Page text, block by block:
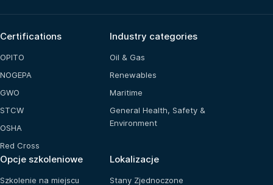
Certifications
OPITO
NOGEPA
GWO
STCW
OSHA
Red Cross
Industry categories
Oil & Gas
Renewables
Maritime
General Health, Safety &
Environment
Opcje szkoleniowe
Szkolenie na miejscu
Lokalizacje
Stany Zjednoczone